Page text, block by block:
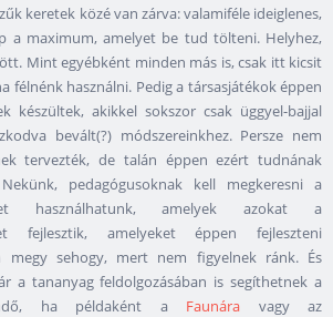
keretek közé van zárva: valamiféle ideiglenes,
a maximum, amelyet be tud tölteni. Helyhez,
Mint egyébként minden más is, csak itt kicsit
félnénk használni. Pedig a társasjátékok éppen
készültek, akikkel sokszor csak üggyel-bajjal
bevált(?) módszereinkhez. Persze nem
tervezték, de talán éppen ezért tudnának
pedagógusoknak kell megkeresni a
használhatunk, amelyek azokat a
fejlesztik, amelyeket éppen fejleszteni
megy sehogy, mert nem figyelnek ránk. És
a tananyag feldolgozásában is segíthetnek a
ha példaként a Faunára vagy az